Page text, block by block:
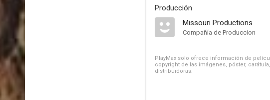
Producción
Missouri Productions
Compañía de Produccion
PlayMax solo ofrece información de
copyright de las imágenes, póster,
distribuidoras.